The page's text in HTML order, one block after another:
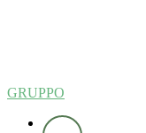
GRUPPO